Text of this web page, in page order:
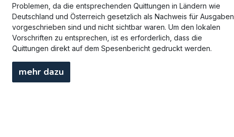
Problemen, da die entsprechenden Quittungen in Ländern wie
Deutschland und Österreich gesetzlich als Nachweis für Ausgaben
vorgeschrieben sind und nicht sichtbar waren. Um den lokalen
Vorschriften zu entsprechen, ist es erforderlich, dass die
Quittungen direkt auf dem Spesenbericht gedruckt werden.
mehr dazu